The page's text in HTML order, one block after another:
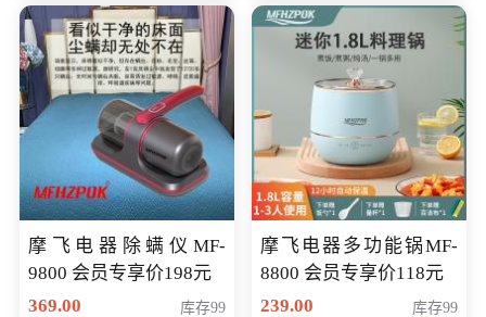
摩飞电器除螨仪MF-
9800 会员专享价198元
369.00
库存99
摩飞电器多功能锅MF-
8800 会员专享价118元
239.00
库存99